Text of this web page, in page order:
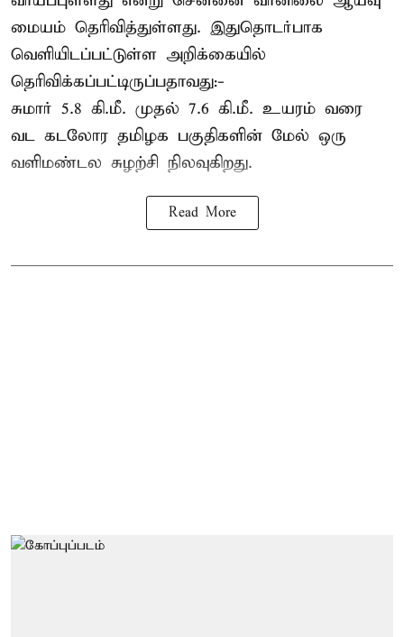
மையம் தெரிவித்துள்ளது. இதுதொடர்பாக
வெளியிடப்பட்டுள்ள அறிக்கையில்
தெரிவிக்கப்பட்டிருப்பதாவது:-
சுமார் 5.8 கி.மீ. முதல் 7.6 கி.மீ. உயரம் வரை
வட கடலோர தமிழக பகுதிகளின் மேல் ஒரு
வளிமண்டல சுழற்சி நிலவுகிறது.
Read More